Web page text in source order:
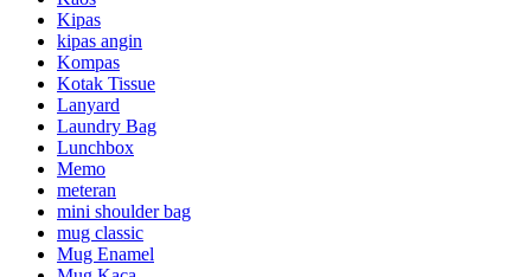
Kipas
kipas angin
Kompas
Kotak Tissue
Lanyard
Laundry Bag
Lunchbox
Memo
meteran
mini shoulder bag
mug classic
Mug Enamel